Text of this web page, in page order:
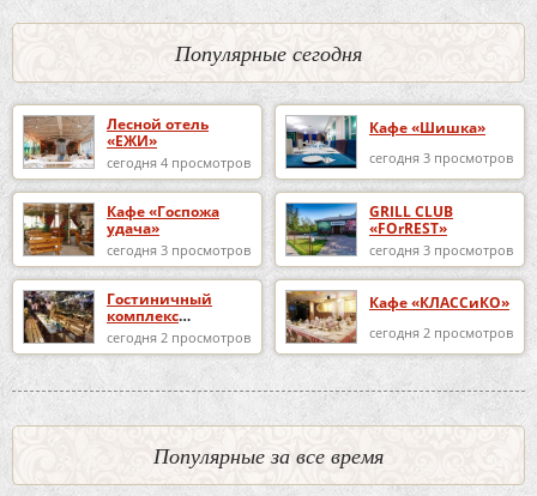
Популярные сегодня
Лесной отель
«ЕЖИ»
сегодня 4 просмотров
Кафе «Шишка»
сегодня 3 просмотров
Кафе «Госпожа
удача»
сегодня 3 просмотров
GRILL CLUB
«FOrREST»
сегодня 3 просмотров
Гостиничный
комплекс
«Избушка в
Репном»
сегодня 2 просмотров
Кафе «КЛАССиКО»
сегодня 2 просмотров
Популярные за все время